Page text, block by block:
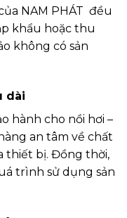
NAM PHÁT đều
khẩu hoặc thu
không có sản
dài
hành cho nồi hơi –
an tâm về chất
thiết bị. Đồng thời,
trình sử dụng sản